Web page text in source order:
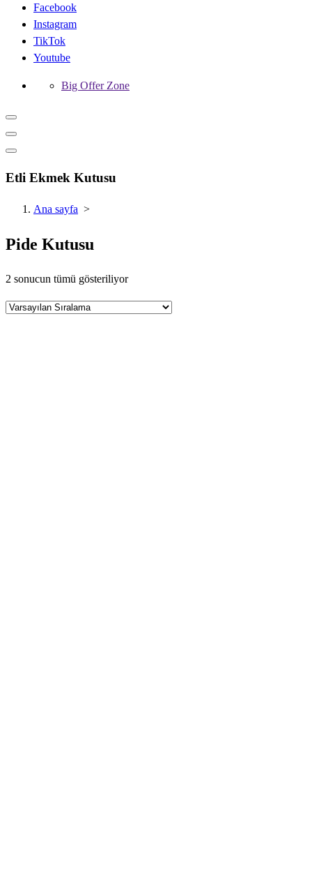
Facebook
Instagram
TikTok
Youtube
Big Offer Zone
Etli Ekmek Kutusu
Ana sayfa >
Pide Kutusu
2 sonucun tümü gösteriliyor